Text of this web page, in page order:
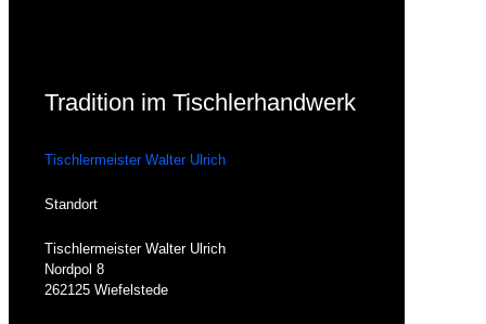
Tradition im Tischlerhandwerk
Tischlermeister Walter Ulrich
Standort
Tischlermeister Walter Ulrich
Nordpol 8
262125 Wiefelstede